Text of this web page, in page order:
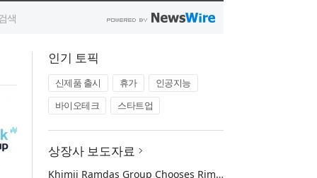
인기 토픽
신제품 출시 휴가
인공지능
바이오테크
스타트업
상장사 보도자료
Khimji Ramdas Group Chooses Rimini Street to Reduce SAP Support Costs, Protect 700+ Customizations and Reinvest Savings in Innovation